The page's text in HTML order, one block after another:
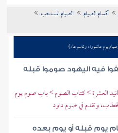
أقسام الصيام
الصيام المستحب
يوم عاشوراء وتاسوعاء)
فيه اليهود صوموا قبله
العشرة > كتاب الصوم > باب صوم يوم
وتقدم في صوم داود
يوم قبله أو يوم بعده